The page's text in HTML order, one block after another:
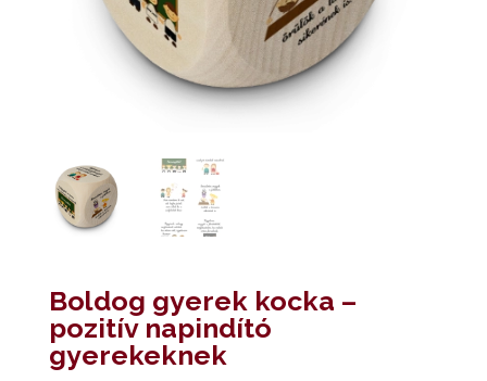
Boldog gyerek kocka –
pozitív napindító
gyerekeknek